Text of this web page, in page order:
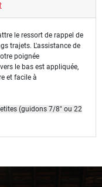
le ressort de rappel de
trajets. L'assistance de
poignée
le bas est appliquée,
et facile à
(guidons 7/8" ou 22